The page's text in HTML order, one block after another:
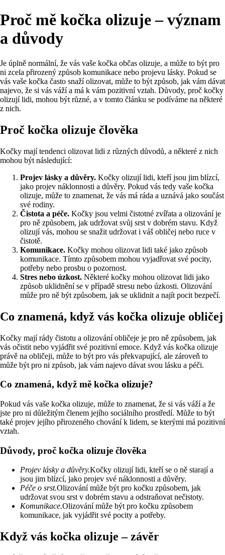
Proč mě kočka olizuje – význam
a důvody
Je úplně normální, že vás vaše kočka občas olizuje, a může to být pro
ni zcela přirozený způsob komunikace nebo projevu lásky. Pokud se
vás vaše kočka často snaží olizovat, může to být způsob, jak vám dávat
najevo, že si vás váží a má k vám pozitivní vztah. Důvody, proč kočky
olizují lidi, mohou být různé, a v tomto článku se podíváme na některé
z nich.
Proč kočka olizuje člověka
Kočky mají tendenci olizovat lidi z různých důvodů, a některé z nich
mohou být následující:
Projev lásky a důvěry. Kočky olizují lidi, kteří jsou jim blízcí,
jako projev náklonnosti a důvěry. Pokud vás tedy vaše kočka
olizuje, může to znamenat, že vás má ráda a uznává jako součást
své rodiny.
Čistota a péče. Kočky jsou velmi čistotné zvířata a olizování je
pro ně způsobem, jak udržovat svůj srst v dobrém stavu. Když
olizují vás, mohou se snažit udržovat i váš obličej nebo ruce v
čistotě.
Komunikace. Kočky mohou olizovat lidi také jako způsob
komunikace. Tímto způsobem mohou vyjadřovat své pocity,
potřeby nebo prosbu o pozornost.
Stres nebo úzkost. Některé kočky mohou olizovat lidi jako
způsob uklidnění se v případě stresu nebo úzkosti. Olizování
může pro ně být způsobem, jak se uklidnit a najít pocit bezpečí.
Co znamená, když vás kočka olizuje obličej
Kočky mají rády čistotu a olizování obličeje je pro ně způsobem, jak
vás očistit nebo vyjádřit své pozitivní emoce. Když vás kočka olizuje
právě na obličeji, může to být pro vás překvapující, ale zároveň to
může být pro ni způsob, jak vám najevo dávat svou lásku a péči.
Co znamená, když mě kočka olizuje?
Pokud vás vaše kočka olizuje, může to znamenat, že si vás váží a že
jste pro ni důležitým členem jejího sociálního prostředí. Může to být
také projev jejího přirozeného chování k lidem, se kterými má pozitivní
vztah.
Důvody, proč kočka olizuje člověka
Projev lásky a důvěry.Kočky olizují lidi, kteří se o ně starají a
jsou jim blízcí, jako projev své náklonnosti a důvěry.
Péče o srst.Olizování může být pro kočku způsobem, jak
udržovat svou srst v dobrém stavu a odstraňovat nečistoty.
Komunikace.Olizování může být pro kočku způsobem
komunikace, jak vyjádřit své pocity a potřeby.
Když vás kočka olizuje – závěr